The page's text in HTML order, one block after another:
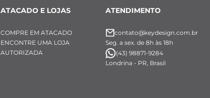
ATACADO E LOJAS
COMPRE EM ATACADO
ENCONTRE UMA LOJA
AUTORIZADA
ATENDIMENTO
contato@keydesign.com.br
Seg. a sex. de 8h às 18h
(43) 98871-9284
Londrina - PR, Brasil